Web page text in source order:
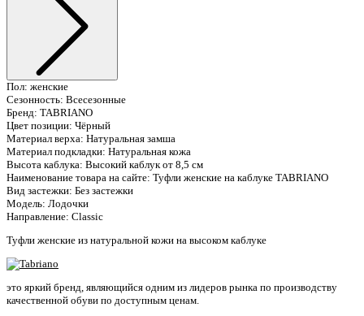
Пол: женские
Сезонность: Всесезонные
Бренд: TABRIANO
Цвет позиции: Чёрный
Материал верха: Натуральная замша
Материал подкладки: Натуральная кожа
Высота каблука: Высокий каблук от 8,5 см
Наименование товара на сайте: Туфли женские на каблуке TABRIANO
Вид застежки: Без застежки
Модель: Лодочки
Направление: Classic
Туфли женские из натуральной кожи на высоком каблуке
это яркий бренд, являющийся одним из лидеров рынка по производству
качественной обуви по доступным ценам.